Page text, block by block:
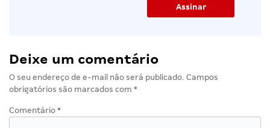
Deixe um comentário
O seu endereço de e-mail não será publicado. Campos
obrigatórios são marcados com *
Comentário *